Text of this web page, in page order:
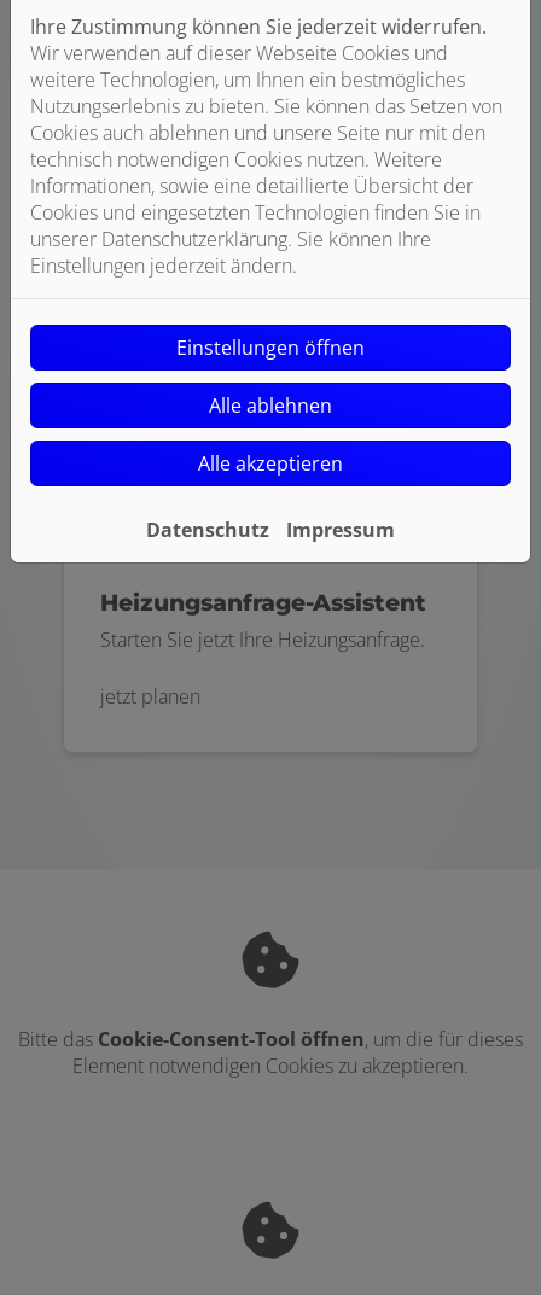
3D-Badplaner
Gestalten Sie Ihr Bad einfach in 3D.
jetzt planen
Heizungsanfrage-Assistent
Starten Sie jetzt Ihre Heizungsanfrage.
jetzt planen
Bitte das Cookie-Consent-Tool öffnen, um die für dieses
Element notwendigen Cookies zu akzeptieren.
Ihre Zustimmung können Sie jederzeit widerrufen.
Wir verwenden auf dieser Webseite Cookies und
weitere Technologien, um Ihnen ein bestmögliches
Nutzungserlebnis zu bieten. Sie können das Setzen von
Cookies auch ablehnen und unsere Seite nur mit den
technisch notwendigen Cookies nutzen. Weitere
Informationen, sowie eine detaillierte Übersicht der
Cookies und eingesetzten Technologien finden Sie in
unserer Datenschutzerklärung. Sie können Ihre
Einstellungen jederzeit ändern.
Einstellungen öffnen
Alle ablehnen
Alle akzeptieren
Datenschutz Impressum